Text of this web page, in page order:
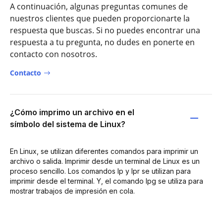
A continuación, algunas preguntas comunes de
nuestros clientes que pueden proporcionarte la
respuesta que buscas. Si no puedes encontrar una
respuesta a tu pregunta, no dudes en ponerte en
contacto con nosotros.
Contacto
¿Cómo imprimo un archivo en el
símbolo del sistema de Linux?
En Linux, se utilizan diferentes comandos para imprimir un
archivo o salida. Imprimir desde un terminal de Linux es un
proceso sencillo. Los comandos lp y lpr se utilizan para
imprimir desde el terminal. Y, el comando lpg se utiliza para
mostrar trabajos de impresión en cola.